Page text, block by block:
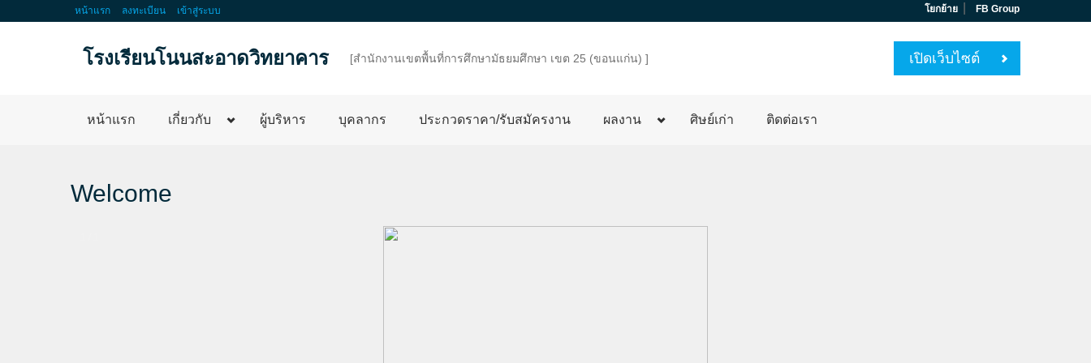
หน้าแรก ลงทะเบียน เข้าสู่ระบบ โยกย้าย FB Group
โรงเรียนโนนสะอาดวิทยาคาร [สำนักงานเขตพื้นที่การศึกษามัธยมศึกษา เขต 25 (ขอนแก่น) ] เปิดเว็บไซต์
หน้าแรก เกี่ยวกับ ผู้บริหาร บุคลากร ประกวดราคา/รับสมัครงาน ผลงาน ศิษย์เก่า ติดต่อเรา
Welcome